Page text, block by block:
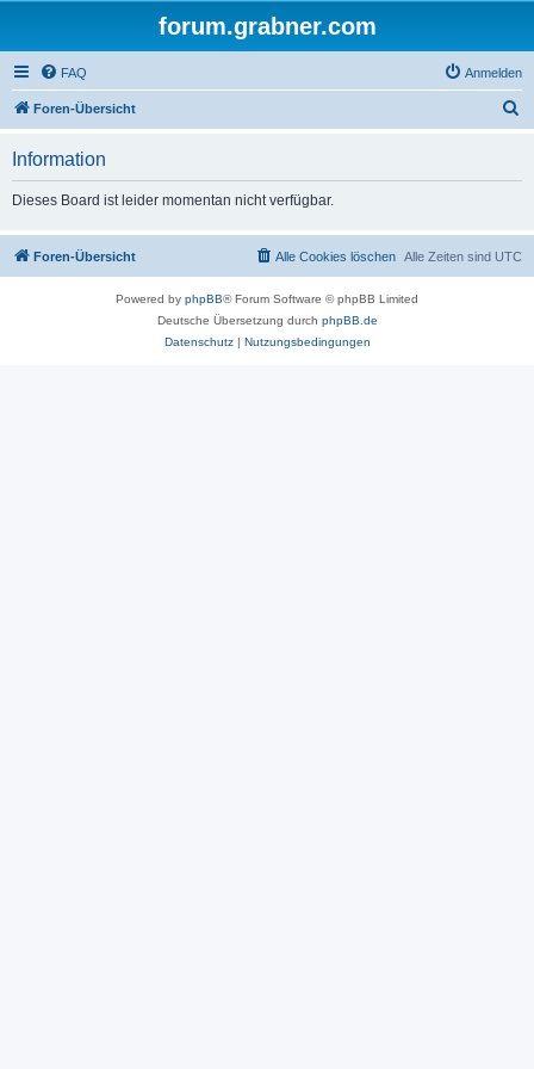
forum.grabner.com
FAQ Anmelden
Foren-Übersicht
Information
Dieses Board ist leider momentan nicht verfügbar.
Foren-Übersicht Alle Zeiten sind UTC
Alle Cookies löschen
Powered by phpBB® Forum Software © phpBB Limited
Deutsche Übersetzung durch phpBB.de
Datenschutz| Nutzungsbedingungen